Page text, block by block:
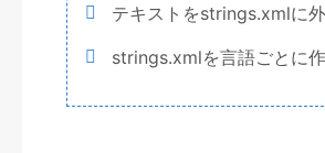
テキストをstrings.xmlに
strings.xmlを言語ごとに